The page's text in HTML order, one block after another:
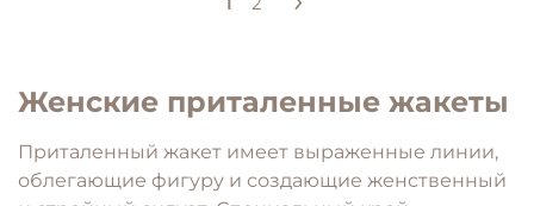
Женские приталенные жакеты
Приталенный жакет имеет выраженные линии,
облегающие фигуру и создающие женственный